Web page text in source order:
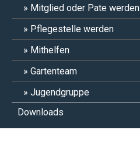
Mitglied oder Pate werden
Pflegestelle werden
Mithelfen
Gartenteam
Jugendgruppe
Downloads